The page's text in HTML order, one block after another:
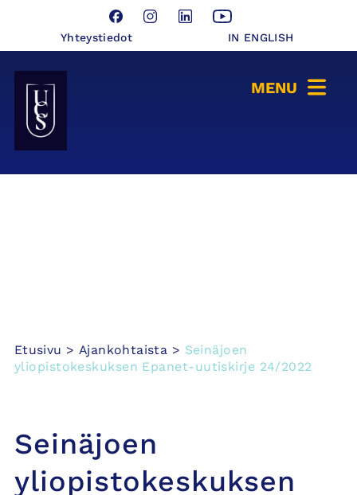
FacebookInstagram
LinkedInYouTube
Yhteystiedot IN ENGLISH
Seinäjoen Yliopistokeskus UCSin etusivulle
Etusivu >Ajankohtaista > Seinäjoen
yliopistokeskuksen Epanet-uutiskirje 24/2022
Seinäjoen
yliopistokeskuksen